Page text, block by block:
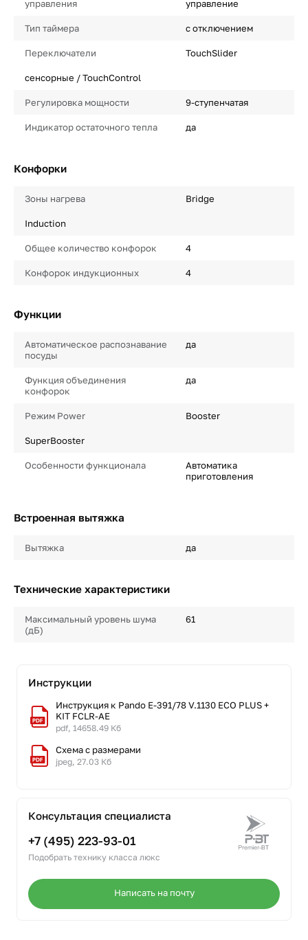
управления
управление
Тип таймера с отключением
Переключатели TouchSlider
сенсорные / TouchControl
Регулировка мощности 9-ступенчатая
Индикатор остаточного тепла да
Конфорки
Зоны нагрева Bridge
Induction
Общее количество конфорок 4
Конфорок индукционных 4
Функции
Автоматическое распознавание
посуды
да
Функция объединения
конфорок
да
Режим Power Booster
SuperBooster
Особенности функционала
Автоматика
приготовления
Встроенная вытяжка
Вытяжка да
Технические характеристики
Максимальный уровень шума
(дБ)
61
Инструкции
Инструкция к Pando E-391/78 V.1130 ECO PLUS +
KIT FCLR-AE
pdf, 14658.49 Кб
Схема с размерами
jpeg, 27.03 Кб
Консультация специалиста
+7 (495) 223-93-01
Подобрать технику класса люкс
Написать на почту